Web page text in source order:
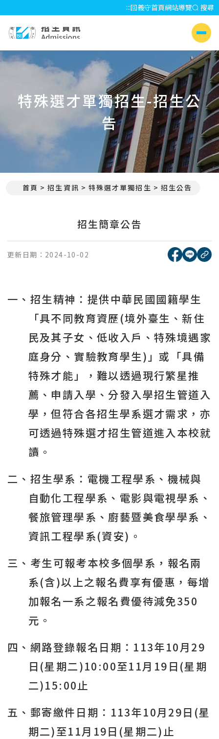
:::回義守首頁網站導覽 搜尋
側選單
特殊選才單獨招生-招生公
告
首頁 招生資訊 特殊選才單獨招生 招生公告
招生簡章公告
更新日期： 2024-10-02 [另開新
[另開
複
一、招生精神：提供中華民國國籍學生
「具不同教育資歷(境外臺生、新住
民及其子女、低收入戶、特殊境遇家
庭身分、實驗教育學生) 」或「具備
特殊才能」，難以透過現行繁星推
薦、申請入學、分發入學招生管道入
學，但符合各招生學系選才需求，亦
可透過特殊選才招生管道進入本校就
讀。
二、招生學系：電機工程學系、機械與
自動化工程學系、電影與電視學系、
餐旅管理學系、廚藝暨美食學學系、
資訊工程學系(資安) 。
三、考生可報考本校多個學系，報名兩
系(含)以上之報名費享有優惠，每增
加報名一系之報名費優待減免350
元。
四、網路登錄報名日期： 113年10月29
日(星期二)10:00至11月 19日(星期
二)15:00 止
五、郵寄繳件日期： 113年10月29日 (星
期二)至11月 19日 (星期二) 止